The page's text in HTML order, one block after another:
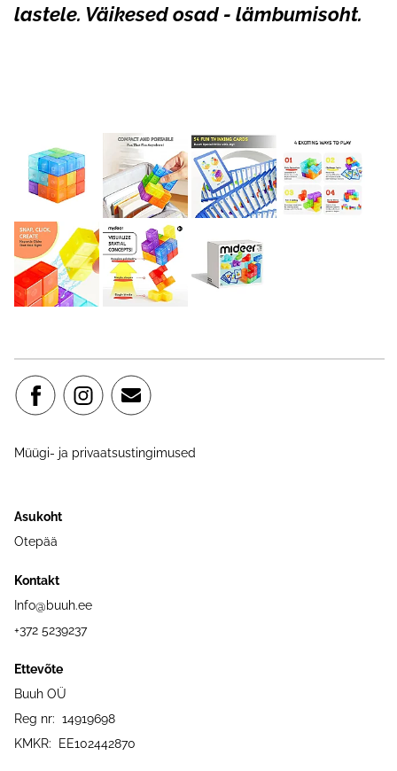
lastele. Väikesed osad - lämbumisoht.
Müügi- ja privaatsustingimused
Asukoht
Otepää
Kontakt
Info@buuh.ee
+372 5239237
Ettevõte
Buuh OÜ
Reg nr: 14919698
KMKR: EE102442870